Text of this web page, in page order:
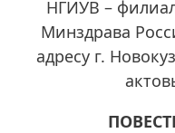
НГИУВ –
Минздрава
адресу г.